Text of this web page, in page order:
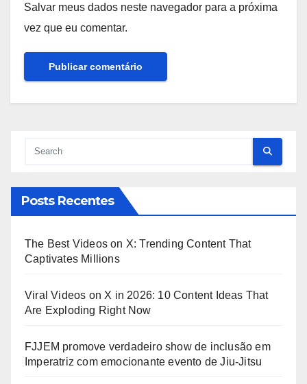
Salvar meus dados neste navegador para a próxima
vez que eu comentar.
Posts Recentes
The Best Videos on X: Trending Content That
Captivates Millions
Viral Videos on X in 2026: 10 Content Ideas That
Are Exploding Right Now
FJJEM promove verdadeiro show de inclusão em
Imperatriz com emocionante evento de Jiu-Jitsu